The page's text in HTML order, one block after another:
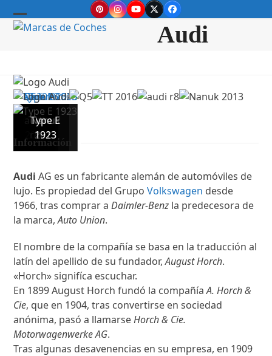
to
PinterestInstagram
YouTube
TwitterFacebook
Open
Close
Audi
Logo
Audi
Q5
TT
2016
audi
r8
Nanuk
2013
Type E
1923
Información
Audi AG es un fabricante alemán de automóviles de
lujo. Es propiedad del GrupoVolkswagen desde
1966, tras comprar aDaimler-Benz la predecesora de
la marca,Auto Union.
El nombre de la compañía se basa en la traducción al
latín del apellido de su fundador,August Horch.
«Horch» signifíca escuchar.
En 1899 August Horch fundó la compañíaA. Horch &
Cie, que en 1904, tras convertirse en sociedad
anónima, pasó a llamarseHorch & Cie.
Motorwagenwerke AG.
Tras algunas desavenencias en su empresa, en 1909